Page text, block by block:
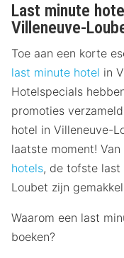
Last minute
Villeneuve-
Toe aan een korte
last minute hotel in
Hotelspecials
promoties
hotel in Villeneuve-
laatste moment!
hotels, de tofste last
Loubet zijn
Waarom een last
boeken?